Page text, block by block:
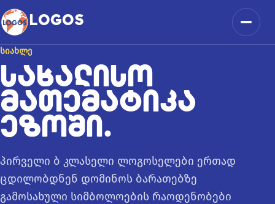
კონტენტზე გადასვლა
LOGOS
ᲡᲘᲐᲮᲚᲔ
ᲡᲐᲮᲐᲚᲘᲡᲝ
ᲛᲐᲗᲔᲛᲐᲢᲘᲙᲐ
ᲔᲖᲝᲨᲘ.
პირველი ბ კლასელი ლოგოსელები ერთად
ცდილობდნენ დომინოს ბარათებზე
გამოსახული სიმბოლოების რაოდენობები